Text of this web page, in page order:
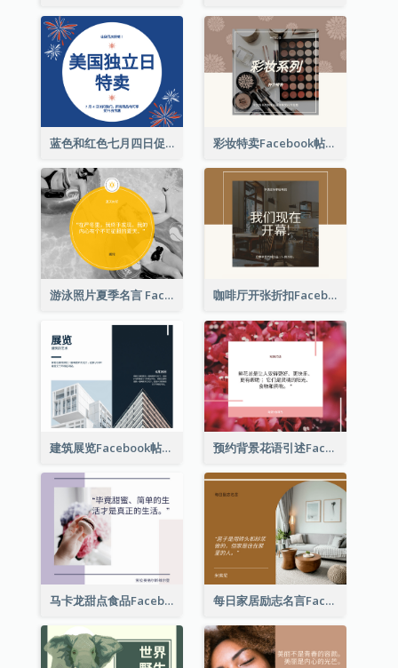
蓝色和红色七月四日促销 Facebook 帖子 彩妆特卖Facebook帖子
游泳照片夏季名言 Facebook 帖子 咖啡厅开张折扣Facebook帖子
建筑展览Facebook帖子 预约背景花语引述Facebook帖子
马卡龙甜点食品Facebook帖子 每日家居励志名言Facebook帖子